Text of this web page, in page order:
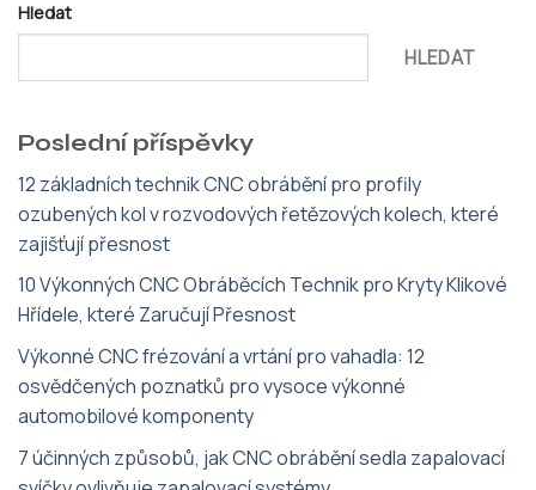
Hledat
HLEDAT
Poslední příspěvky
12 základních technik CNC obrábění pro profily
ozubených kol v rozvodových řetězových kolech, které
zajišťují přesnost
10 Výkonných CNC Obráběcích Technik pro Kryty Klikové
Hřídele, které Zaručují Přesnost
Výkonné CNC frézování a vrtání pro vahadla: 12
osvědčených poznatků pro vysoce výkonné
automobilové komponenty
7 účinných způsobů, jak CNC obrábění sedla zapalovací